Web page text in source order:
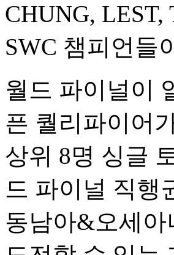
CHUNG,
SWC 챔피언들
월드 파이널이
픈 퀄리파이어
상위 8명 싱글
드 파이널 직행
동남아&오세아